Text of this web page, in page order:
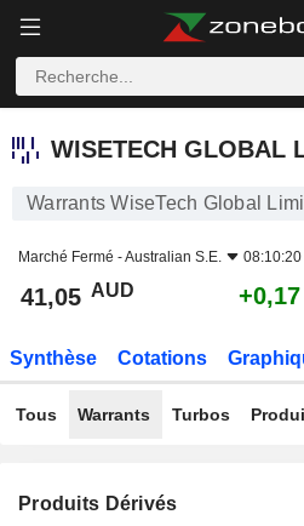
WISETECH GLOBAL LIMITED
WISETECH GLOBAL
Warrants WiseTech Global
Marché Fermé -Australian S.E.
41,05 AUD
Synthèse Cotations
Tous Warrants Turbos
Produits Dérivés